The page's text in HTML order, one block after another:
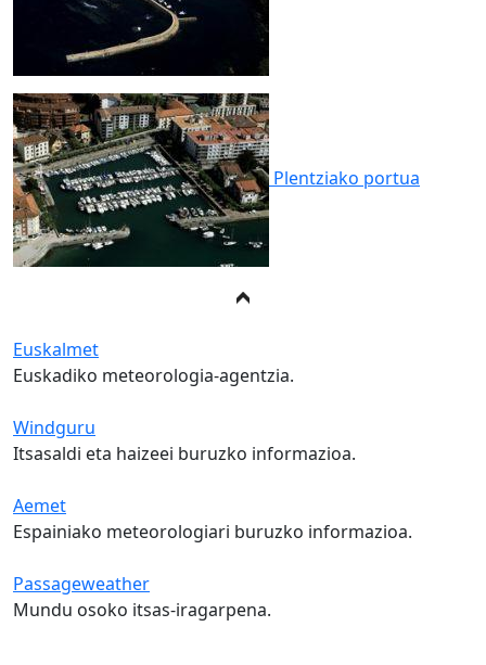
Plentziako portua
Euskalmet
Euskadiko meteorologia-agentzia.
Windguru
Itsasaldi eta haizeei buruzko informazioa.
Aemet
Espainiako meteorologiari buruzko informazioa.
Passageweather
Mundu osoko itsas-iragarpena.